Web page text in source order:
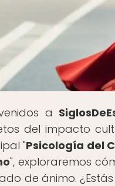
a
del impacto
"Psicología del
", exploraremos
de ánimo.